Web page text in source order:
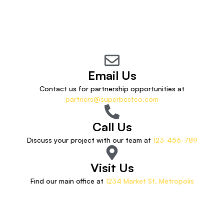
Email Us
Contact us for partnership opportunities at
partners@superbestco.com
Call Us
Discuss your project with our team at 123-456-789
Visit Us
Find our main office at 1234 Market St, Metropolis